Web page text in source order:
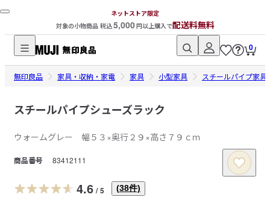
ネットストア限定
対象の小物商品 税込5,000円以上購入で配送料無料
無
印
品
ッ
ス
ト
0
無印良品 家具・収納・家電 家具 小型家具 スチールパイプ家具
スチールパイプシューズラック
ウォームグレー 幅５３×奥行２９×高さ７９ｃｍ
商品番号 83412111
4.6 / 5 (38件)